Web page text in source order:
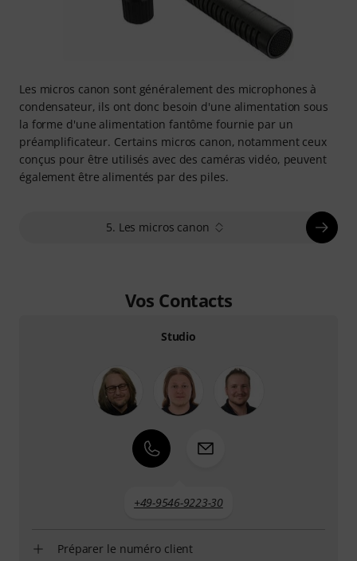
Les micros canon sont généralement des microphones à
condensateur, ils ont donc besoin d'une alimentation sous
la forme d'une alimentation fantôme fournie par un
préamplificateur. Certains micros canon, notamment ceux
conçus pour être utilisés avec des caméras vidéo, peuvent
également être alimentés par des piles.
5. Les micros canon
Vos Contacts
Studio
+49-9546-9223-30
Préparer le numéro client